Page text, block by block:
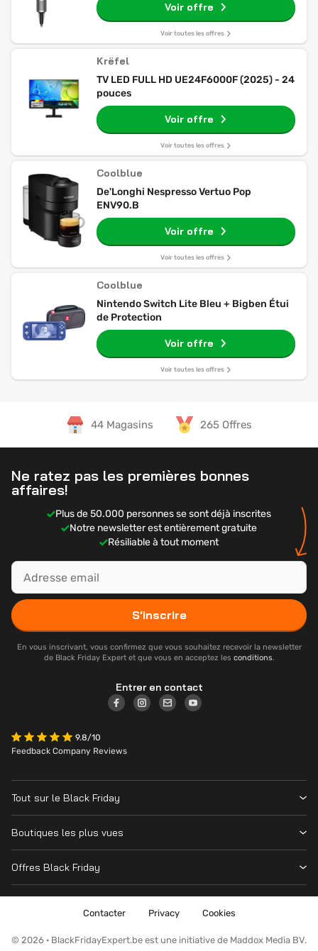
Voir offre
Voir toutes les offres
Krëfel
TV LED FULL HD UE24F6000F (2025) - 24
pouces
Voir offre
Voir toutes les offres
Coolblue
De'Longhi Nespresso Vertuo Pop
ENV90.B
Voir offre
Voir toutes les offres
Coolblue
Nintendo Switch Lite Bleu + Bigben Étui
de Protection
Voir offre
Voir toutes les offres
44 Magasins 265 Offres
Ne ratez pas les premières bonnes
affaires!
Plus de 50.000 personnes se sont déjà inscrites
Notre newsletter est entièrement gratuite
Résiliable à tout moment
S'inscrire
En vous inscrivant, vous confirmez que vous souhaitez recevoir la newsletter
de Black Friday Expert et que vous en acceptez les conditions.
Entrer en contact
9.8/10
Feedback Company Reviews
Tout sur le Black Friday
Magasins
Cyber Monday
Boutiques les plus vues
MediaMarkt
Fnac
Offres Black Friday
© 2026 · BlackFridayExpert.be est une initiative de Maddox Media BV.
Contacter Privacy Cookies